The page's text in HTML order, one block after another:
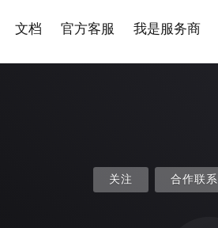
文档 官方客服 我是服务商
关注 合作联系